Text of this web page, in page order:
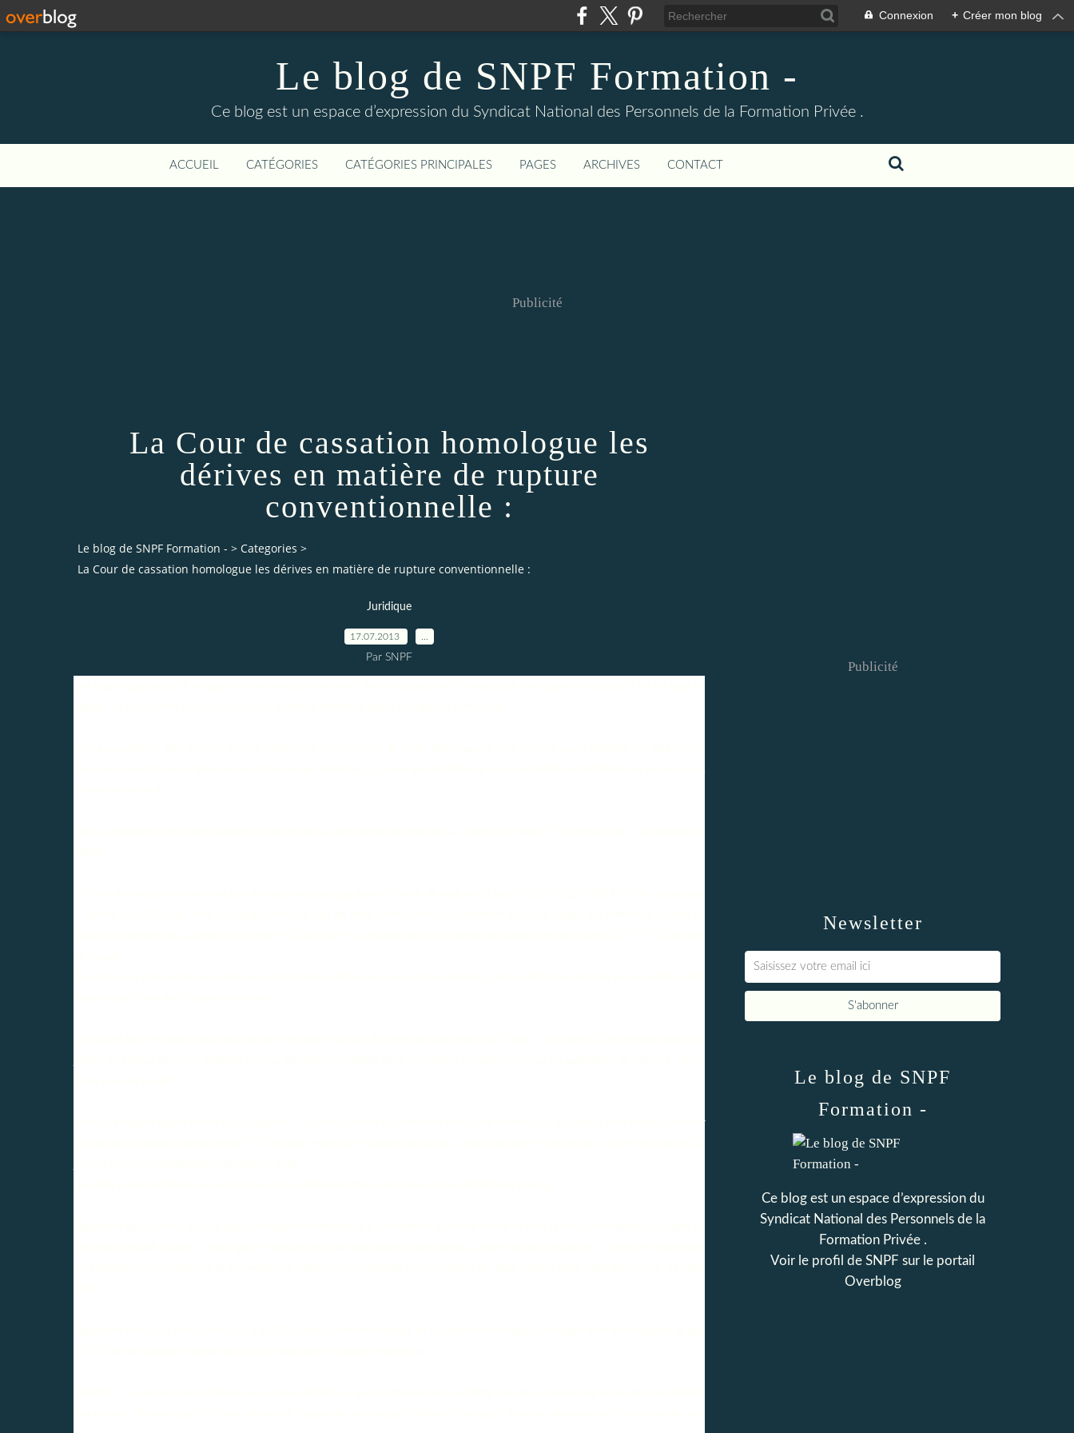
Connexion + Créer mon blog
Le blog de SNPF Formation -
Ce blog est un espace d’expression du Syndicat National des Personnels de la Formation Privée .
ACCUEIL CATÉGORIES CATÉGORIES PRINCIPALES PAGES ARCHIVES CONTACT
Publicité
La Cour de cassation homologue les
dérives en matière de rupture
conventionnelle :
Le blog de SNPF Formation - > Categories >
La Cour de cassation homologue les dérives en matière de rupture conventionnelle :
Juridique
17.07.2013
Par SNPF
"aucune pression ou contrainte n'avait été exercée sur la salariée pour l'inciter à choisir
Newsletter
Publicité
Le blog de SNPF
Formation -
Ce blog est un espace d’expression du
Syndicat National des Personnels de la
Formation Privée .
Voir le profil de SNPF sur le portail
Overblog